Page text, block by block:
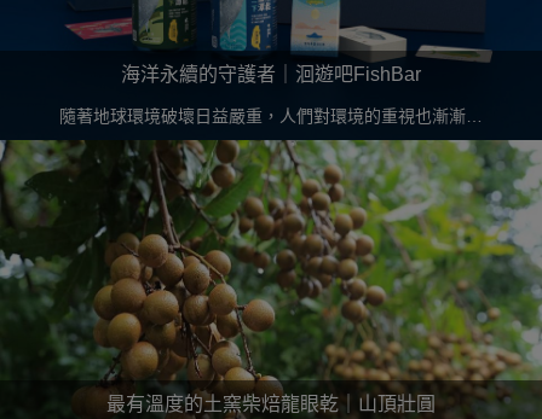
海洋永續的守護者｜洄遊吧FishBar
隨著地球環境破壞日益嚴重，人們對環境的重視也漸漸提
高，環境永續亦是其課題之一；"洄遊吧fishbar"將海洋永
續帶上餐桌，從日常生活出發，一起守護生命的洄遊。
最有溫度的土窯柴焙龍眼乾｜山頂壯圓